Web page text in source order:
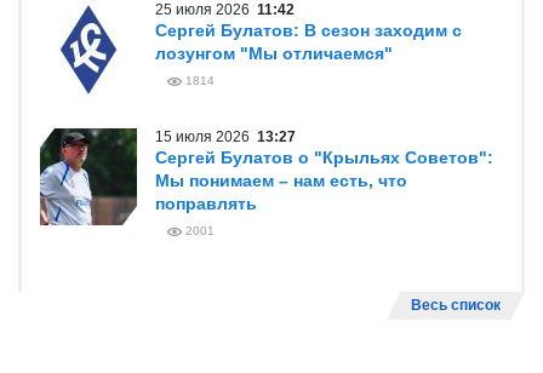
25 июля 2026 11:42
Сергей Булатов: В сезон заходим с
лозунгом "Мы отличаемся"
1814
15 июля 2026 13:27
Сергей Булатов о "Крыльях Советов":
Мы понимаем – нам есть, что
поправлять
2001
Весь список